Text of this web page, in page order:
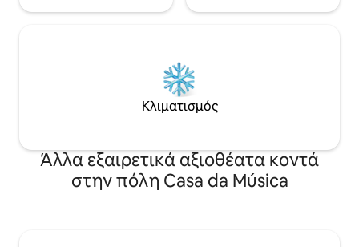
Κλιματισμός
Άλλα εξαιρετικά αξιοθέατα κοντά
στην πόλη Casa da Música